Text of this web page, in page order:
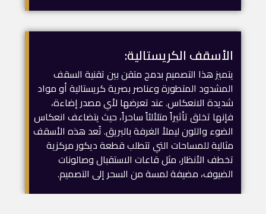
الأسقف الكريستالية:
يتميز هذا التصميم بدمج متقن بين تقنية السقف
المشدود المتطورة وعناصر بصرية كريستالية أو مواد
شديدة الانعكاس. عند تعرضها لأي مصدر إضاءة،
فإنها تخلق تأثيراً متلألئاً ساحراً، حيث يتضاعف انعكاس
الضوء واللون ليملأ الغرفة بالبريق. تُعد هذه الأسقف
مثالية للمساحات التي تتطلب قطعة ديكور مركزية
تخطف الأنظار، مثل قاعات الاستقبال وصالونات
الضيوف، مضيفة لمسة من السحر إلى التصميم.